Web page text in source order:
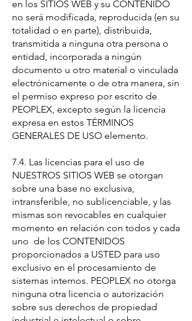
en los SITIOS WEB y su CONTENIDO
no será modificada, reproducida (en su
totalidad o en parte), distribuida,
transmitida a ninguna otra persona o
entidad, incorporada a ningún
documento u otro material o vinculada
electrónicamente o de otra manera, sin
el permiso expreso por escrito de
PEOPLEX, excepto según la licencia
expresa en estos TÉRMINOS
GENERALES DE USO elemento.
7.4. Las licencias para el uso de
NUESTROS SITIOS WEB se otorgan
sobre una base no exclusiva,
intransferible, no sublicenciable, y las
mismas son revocables en cualquier
momento en relación con todos y cada
uno de los CONTENIDOS
proporcionados a USTED para uso
exclusivo en el procesamiento de
sistemas internos. PEOPLEX no otorga
ninguna otra licencia o autorización
sobre sus derechos de propiedad